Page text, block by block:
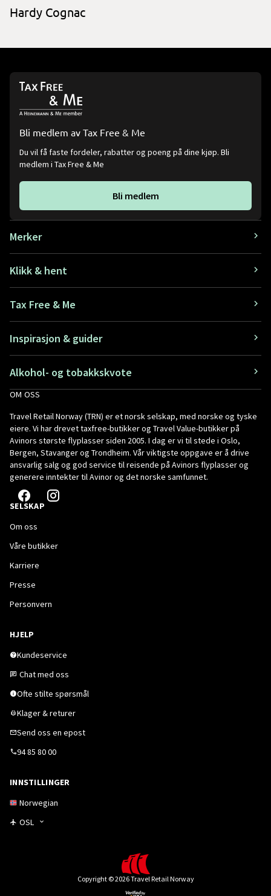
Hardy Cognac
Bli medlem av Tax Free & Me
Du vil få faste fordeler, rabatter og poeng på dine kjøp. Bli
medlem i Tax Free & Me
Bli medlem
Merker
Klikk & hent
Tax Free & Me
Inspirasjon & guider
Alkohol- og tobakkskvote
OM OSS
Travel Retail Norway (TRN) er et norsk selskap, med norske og tyske
eiere. Vi har drevet taxfree-butikker og Travel Value-butikker på
Avinors største flyplasser siden 2005. I dag er vi til stede i Oslo,
Bergen, Stavanger og Trondheim. Vår viktigste oppgave er å drive
ansvarlig salg og god service til reisende på Avinors flyplasser og
generere inntekter til Avinor og det norske samfunnet.
SELSKAP
Om oss
Våre butikker
Karriere
Presse
Personvern
HJELP
Kundeservice
Chat med oss
Ofte stilte spørsmål
Klager & returer
Send oss en epost
94 85 80 00
INNSTILLINGER
Norwegian
OSL
Copyright © 2026 Travel Retail Norway